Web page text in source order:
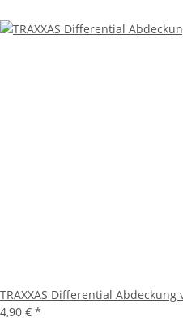
TRAXXAS Differential Abdeckung
4,90 € *